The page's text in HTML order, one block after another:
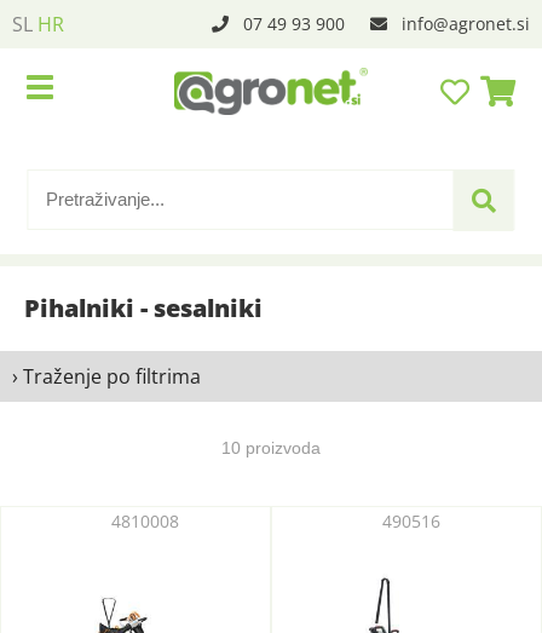
SL HR 07 49 93 900 info agronet.si
Pihalniki - sesalniki
› Traženje po filtrima
10 proizvoda
4810008 490516